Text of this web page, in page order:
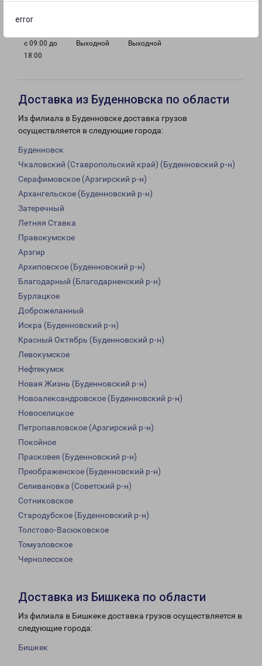
error
с 09:00 до
18:00
Выходной Выходной
Доставка из Буденновска по области
Из филиала в Буденновске доставка грузов
осуществляется в следующие города:
Буденновск
Чкаловский (Ставропольский край) (Буденновский р-н)
Серафимовское (Арзгирский р-н)
Архангельское (Буденновский р-н)
Затеречный
Летняя Ставка
Правокумское
Арзгир
Архиповское (Буденновский р-н)
Благодарный (Благодарненский р-н)
Бурлацкое
Доброжеланный
Искра (Буденновский р-н)
Красный Октябрь (Буденновский р-н)
Левокумское
Нефтекумск
Новая Жизнь (Буденновский р-н)
Новоалександровское (Буденновский р-н)
Новоселицкое
Петропавловское (Арзгирский р-н)
Покойное
Прасковея (Буденновский р-н)
Преображенское (Буденновский р-н)
Селивановка (Советский р-н)
Сотниковское
Стародубское (Буденновский р-н)
Толстово-Васюковское
Томузловское
Чернолесское
Доставка из Бишкека по области
Из филиала в Бишкеке доставка грузов осуществляется в
следующие города:
Бишкек